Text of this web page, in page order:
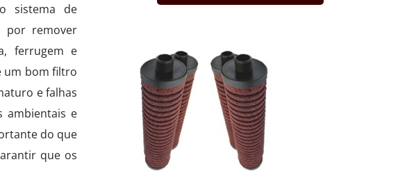
sistema de
por remover
ferrugem e
um bom filtro
e falhas
ambientais e
do que
que os